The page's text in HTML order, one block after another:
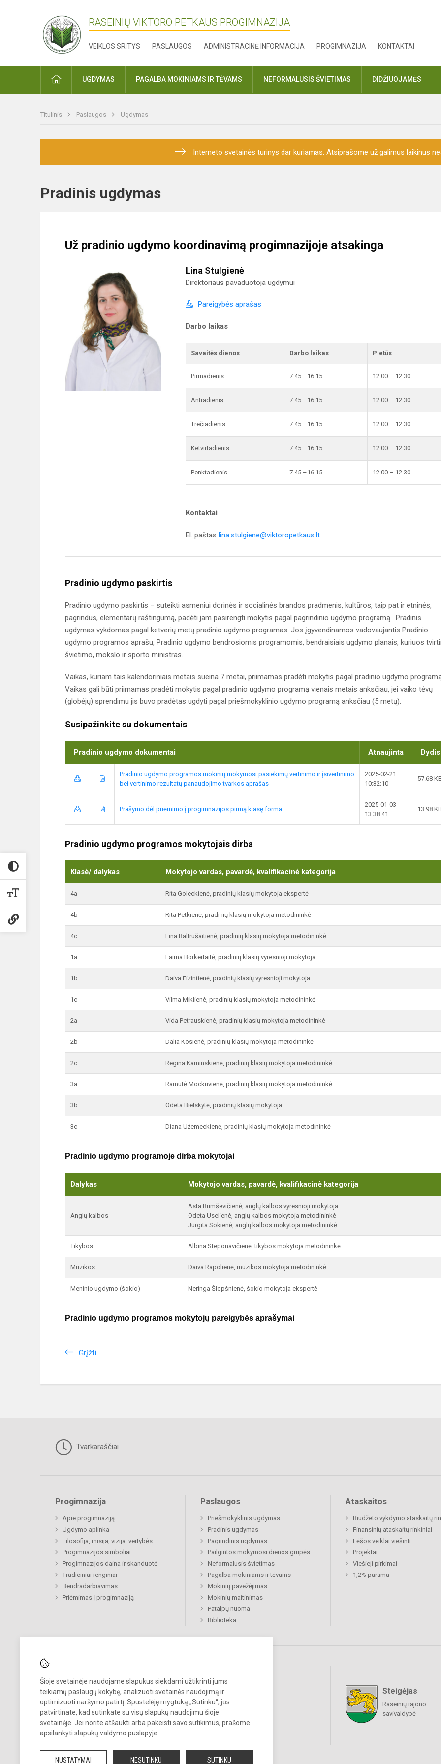
Šioje svetainėje naudojame slapukus siekdami užtikrinti jums
teikiamų paslaugų kokybę, analizuoti svetainės naudojimą ir
optimizuoti naršymo patirtį. Spustelėję mygtuką „Sutinku“, jūs
patvirtinate, kad sutinkate su visų slapukų naudojimu šioje
svetainėje. Jei norite atšaukti arba pakeisti savo sutikimus, prašome
apsilankyti slapukų valdymo puslapyje
NUSTATYMAI NESUTINKU SUTINKU
RASEINIŲ VIKTORO PETKAUS PROGIMNAZIJA
VEIKLOS SRITYS PASLAUGOS ADMINISTRACINĖ INFORMACIJA PROGIMNAZIJA KONTAKTAI
PRADŽIAUGDYMAS PAGALBA MOKINIAMS IR TĖVAMS NEFORMALUSIS ŠVIETIMAS DIDŽIUOJAMĖS
Titulinis Paslaugos Ugdymas
Interneto svetainės turinys dar kuriamas. Atsiprašome už galimus laikinus
Pradinis ugdymas
Už pradinio ugdymo koordinavimą progimnazijoje atsakinga
Lina Stulgienė
Direktoriaus pavaduotoja ugdymui
Pareigybės aprašas
Darbo laikas
Savaitės dienos Darbo laikas Pietūs
Pirmadienis 7.45 –16.15 12.00 – 12.30
Antradienis 7.45 –16.15 12.00 – 12.30
Trečiadienis 7.45 –16.15 12.00 – 12.30
Ketvirtadienis 7.45 –16.15 12.00 – 12.30
Penktadienis 7.45 –16.15 12.00 – 12.30
Kontaktai
El. paštas lina.stulgiene@viktoropetkaus.lt
Pradinio ugdymo paskirtis
Pradinio ugdymo paskirtis – suteikti asmeniui dorinės ir socialinės brandos pradmenis, kultūros, taip pat ir etninės,
pagrindus, elementarų raštingumą, padėti jam pasirengti mokytis pagal pagrindinio ugdymo programą. Pradinis
ugdymas vykdomas pagal ketverių metų pradinio ugdymo programas. Jos įgyvendinamos vadovaujantis Pradinio
ugdymo programos aprašu, Pradinio ugdymo bendrosiomis programomis, bendraisiais ugdymo planais, kuriuos
švietimo, mokslo ir sporto ministras.
Vaikas, kuriam tais kalendoriniais metais sueina 7 metai, priimamas pradėti mokytis pagal pradinio ugdymo
Vaikas gali būti priimamas pradėti mokytis pagal pradinio ugdymo programą vienais metais anksčiau, jei vaiko tėvų
(globėjų) sprendimu jis buvo pradėtas ugdyti pagal priešmokyklinio ugdymo programą anksčiau (5 metų).
Susipažinkite su dokumentais
Pradinio ugdymo dokumentai Atnaujinta Dydis
Pradinio ugdymo programos mokinių mokymosi pasiekimų vertinimo ir įsivertinimo
bei vertinimo rezultatų panaudojimo tvarkos aprašas
2025-02-21
10:32:10
57.68 KB
Prašymo dėl priėmimo į progimnazijos pirmą klasę forma
2025-01-03
13:38:41
13.98 KB
Pradinio ugdymo programos mokytojais dirba
Klasė/ dalykas Mokytojo vardas, pavardė, kvalifikacinė kategorija
4a Rita Goleckienė, pradinių klasių mokytoja ekspertė
4b Rita Petkienė, pradinių klasių mokytoja metodininkė
4c Lina Baltrušaitienė, pradinių klasių mokytoja metodininkė
1a Laima Borkertaitė, pradinių klasių vyresnioji mokytoja
1b Daiva Eizintienė, pradinių klasių vyresnioji mokytoja
1c Vilma Miklienė, pradinių klasių mokytoja metodininkė
2a Vida Petrauskienė, pradinių klasių mokytoja metodininkė
2b Dalia Kosienė, pradinių klasių mokytoja metodininkė
2c Regina Kaminskienė, pradinių klasių mokytoja metodininkė
3a Ramutė Mockuvienė, pradinių klasių mokytoja metodininkė
3b Odeta Bielskytė, pradinių klasių mokytoja
3c Diana Užemeckienė, pradinių klasių mokytoja metodininkė
Pradinio ugdymo programoje dirba mokytojai
Dalykas Mokytojo vardas, pavardė, kvalifikacinė kategorija
Anglų kalbos
Asta Rumševičienė, anglų kalbos vyresnioji mokytoja
Odeta Uselienė, anglų kalbos mokytoja metodininkė
Jurgita Sokienė, anglų kalbos mokytoja metodininkė
Tikybos Albina Steponavičienė, tikybos mokytoja metodininkė
Muzikos Daiva Rapolienė, muzikos mokytoja metodininkė
Meninio ugdymo (šokio) Neringa Šlopšnienė, šokio mokytoja ekspertė
Pradinio ugdymo programos mokytojų pareigybės aprašymai
Grįžti
Tvarkaraščiai
Progimnazija
Apie progimnaziją
Ugdymo aplinka
Filosofija, misija, vizija, vertybės
Progimnazijos simboliai
Progimnazijos daina ir skanduotė
Tradiciniai renginiai
Bendradarbiavimas
Priėmimas į progimnaziją
Paslaugos
Priešmokyklinis ugdymas
Pradinis ugdymas
Pagrindinis ugdymas
Pailgintos mokymosi dienos grupės
Neformalusis švietimas
Pagalba mokiniams ir tėvams
Mokinių pavežėjimas
Mokinių maitinimas
Patalpų nuoma
Biblioteka
Ataskaitos
Biudžeto vykdymo ataskaitų
Finansinių ataskaitų rinkiniai
Lėšos veiklai viešinti
Projektai
Viešieji pirkimai
1,2% parama
Pastebėjote klaidų?
Turite pasiūlymų?
RAŠYKITE
Bendraukime Steigėjas
Raseinių rajono
savivaldybė